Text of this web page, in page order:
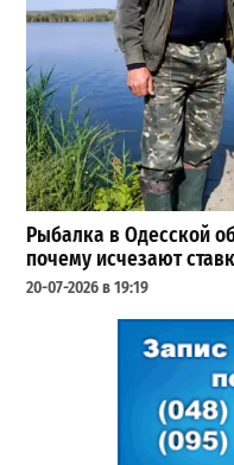
Рыбалка в Одесской
почему исчезают
20-07-2026 в 19:19